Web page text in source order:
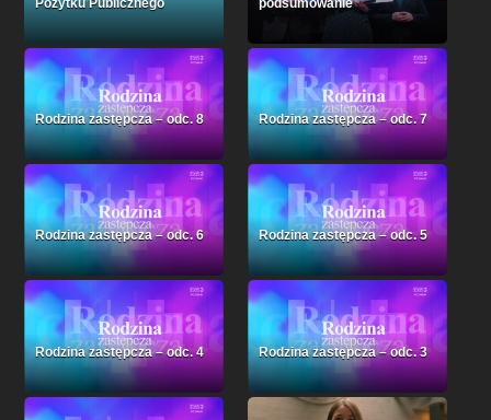
Rodzina zastępcza – odc. 8 Rodzina zastępcza – odc. 7
Rodzina zastępcza – odc. 6 Rodzina zastępcza – odc. 5
Rodzina zastępcza – odc. 4 Rodzina zastępcza – odc. 3